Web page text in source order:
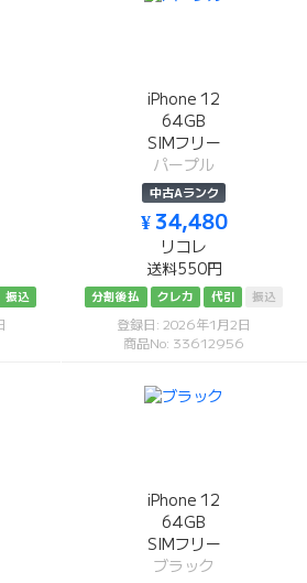
振込
iPhone 12
64GB
SIMフリー
パープル
中古Aランク
¥ 34,480
リコレ
送料550円
分割後払 クレカ 代引 振込
登録日: 2026年1月2日
商品No: 33612956
iPhone 12
64GB
SIMフリー
ブラック